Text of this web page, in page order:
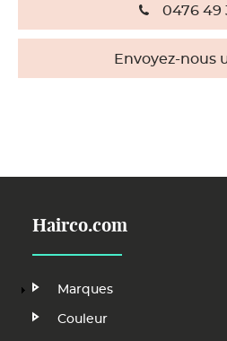
0476 49
Envoyez-nous
Hairco.com
Main
Navigation
Marques
Couleur